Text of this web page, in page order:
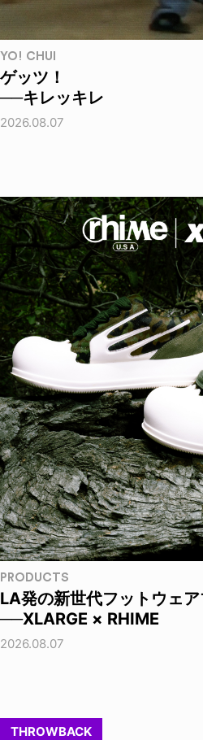
YO! CHUI
ゲッツ！
──キレッキレ
2026.08.07
PRODUCTS
LA発の新世代フットウェ
──XLARGE × RHIME
2026.08.07
THROWBACK